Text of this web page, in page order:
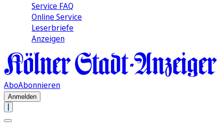
Service FAQ
Online Service
Leserbriefe
Anzeigen
AboAbonnieren
Anmelden